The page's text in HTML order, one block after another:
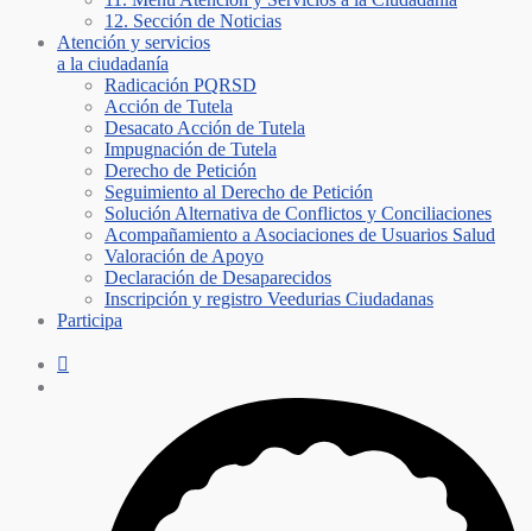
12. Sección de Noticias
Atención y servicios
a la ciudadanía
Radicación PQRSD
Acción de Tutela
Desacato Acción de Tutela
Impugnación de Tutela
Derecho de Petición
Seguimiento al Derecho de Petición
Solución Alternativa de Conflictos y Conciliaciones
Acompañamiento a Asociaciones de Usuarios Salud
Valoración de Apoyo
Declaración de Desaparecidos
Inscripción y registro Veedurias Ciudadanas
Participa